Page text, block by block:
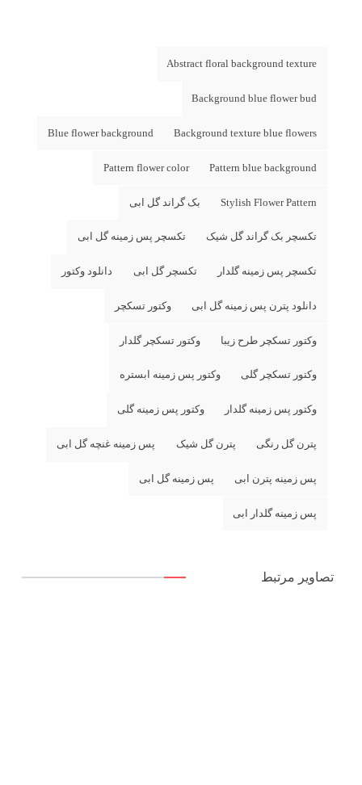
Abstract floral background texture
Background blue flower bud
Background texture blue flowers
Blue flower background
Pattern blue background
Pattern flower color
Stylish Flower Pattern بک گراند گل ابی
تکسچر بک گراند گل شیک تکسچر پس زمینه گل ابی
تکسچر پس زمینه گلدار تکسچر گل ابی دانلود وکتور
دانلود پترن پس زمینه گل ابی وکتور تسکچر
وکتور تسکچر طرح زیبا وکتور تسکچر گلدار
وکتور تسکچر گلی وکتور پس زمینه ابستره
وکتور پس زمینه گلدار وکتور پس زمینه گلی
پترن گل رنگی پترن گل شیک پس زمینه غنچه گل ابی
پس زمینه پترن ابی پس زمینه گل ابی
پس زمینه گلدار ابی
تصاویر مرتبط